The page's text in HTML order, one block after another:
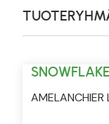
AMELANCHIER